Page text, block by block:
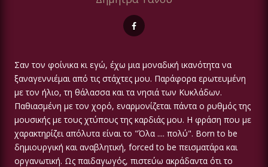
Σαν τον φοίνικα κι εγώ, έχω μια μοναδική ικανότητα να
ξαναγεννιέμαι από τις στάχτες μου. Παράφορα ερωτευμένη
με τον ήλιο, τη θάλασσα και τα νησιά των Κυκλάδων.
Παθιασμένη με τον χορό, εναρμονίζεται πάντα ο ρυθμός της
μουσικής με τους χτύπους της καρδιάς μου. Η φράση που με
χαρακτηρίζει απόλυτα είναι το "Όλα .... πολύ". Born to be
δημιουργική και αναβλητική, forced to be πεισματάρα και
οργανωτική. Ως παιδαγωγός, πιστεύω ακράδαντα ότι το